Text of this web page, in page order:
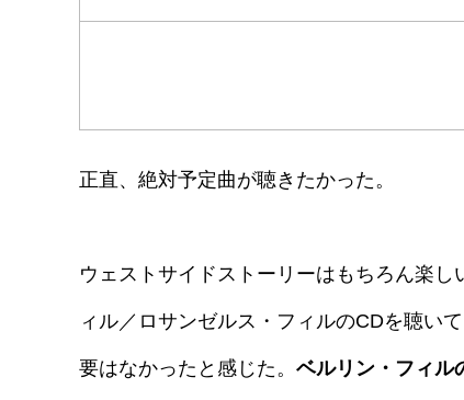
正直、絶対予定曲が聴きたかった。
ウェストサイドストーリーはもちろん楽
ィル／ロサンゼルス・フィルのCDを聴い
要はなかったと感じた。 ベルリン・フィル